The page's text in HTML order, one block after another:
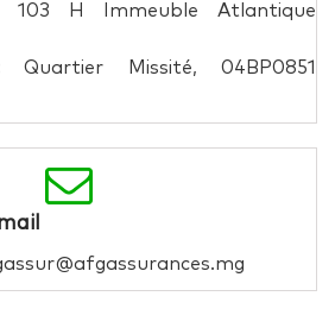
H Immeuble Atlantique
Quartier Missité, 04BP0851